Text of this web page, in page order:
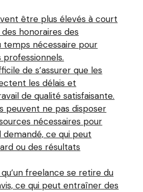
être plus élevés à court
honoraires des
temps nécessaire pour
de s’assurer que les
les délais et
de qualité satisfaisante.
peuvent ne pas disposer
nécessaires pour
demandé, ce qui peut
ou des résultats
freelance se retire du
ce qui peut entraîner des